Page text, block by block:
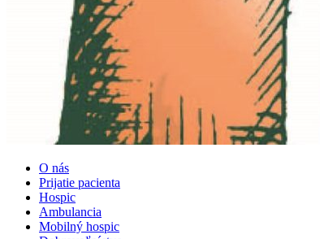
O nás
Prijatie pacienta
Hospic
Ambulancia
Mobilný hospic